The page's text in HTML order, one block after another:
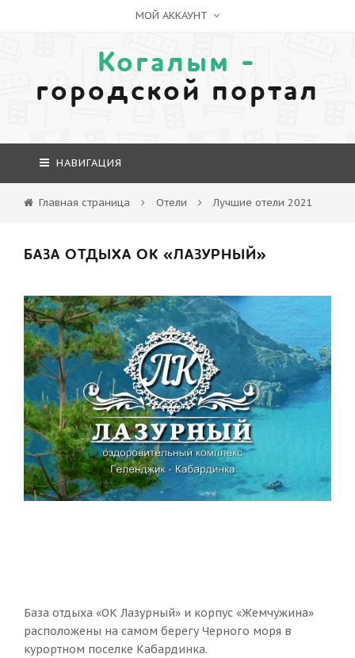
МОЙ АККАУНТ
Когалым -
городской портал
НАВИГАЦИЯ
Главная страница Отели Лучшие отели 2021
БАЗА ОТДЫХА ОК «ЛАЗУРНЫЙ»
База отдыха «ОК Лазурный» и корпус «Жемчужина»
расположены на самом берегу Черного моря в
курортном поселке Кабардинка.